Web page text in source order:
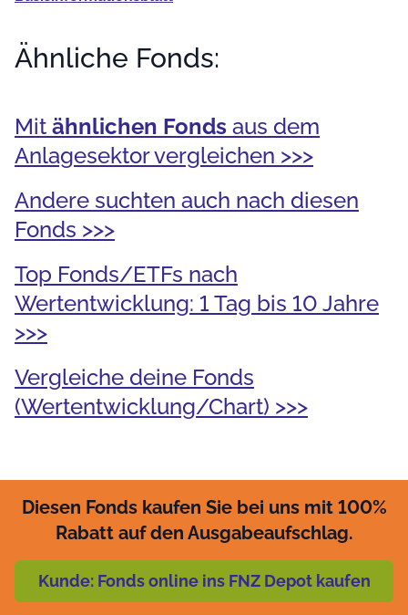
Ähnliche Fonds:
Mit ähnlichen Fonds aus dem
Anlagesektor vergleichen >>>
Andere suchten auch nach diesen
Fonds >>>
Top Fonds/ETFs nach
Wertentwicklung: 1 Tag bis 10 Jahre
>>>
Vergleiche deine Fonds
(Wertentwicklung/Chart) >>>
Diesen Fonds kaufen Sie bei uns mit 100%
Rabatt auf den Ausgabeaufschlag.
Kunde: Fonds online ins FNZ Depot kaufen